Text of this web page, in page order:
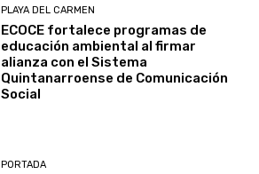
PLAYA DEL CARMEN
ECOCE fortalece programas de
educación ambiental al firmar
alianza con el Sistema
Quintanarroense de Comunicación
Social
PORTADA